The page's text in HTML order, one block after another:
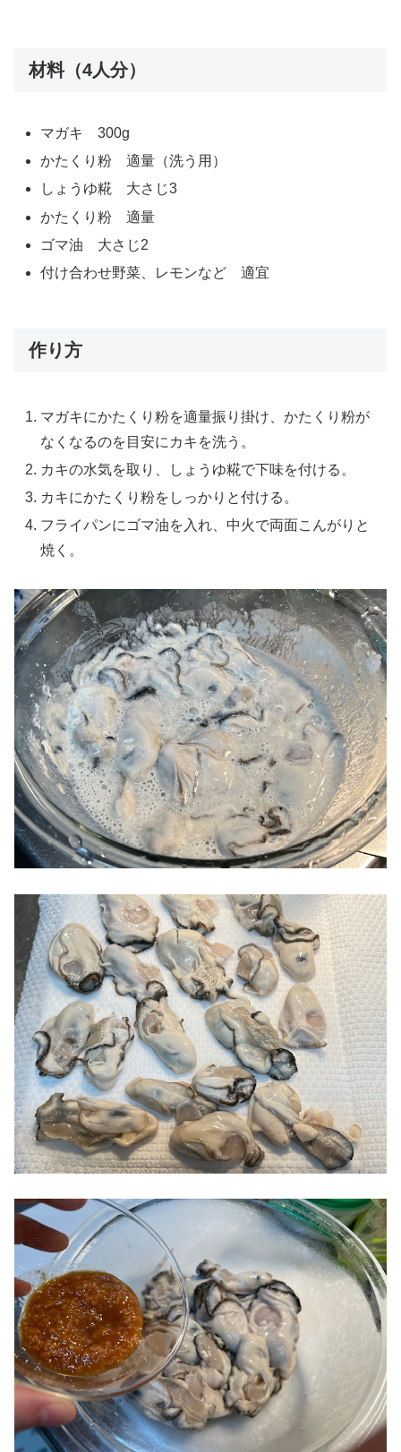
材料（4人分）
マガキ 300g
かたくり粉 適量（洗う用）
しょうゆ糀 大さじ3
かたくり粉 適量
ゴマ油 大さじ2
付け合わせ野菜、レモンなど 適宜
作り方
マガキにかたくり粉を適量振り掛け、かたくり粉が
なくなるのを目安にカキを洗う。
カキの水気を取り、しょうゆ糀で下味を付ける。
カキにかたくり粉をしっかりと付ける。
フライパンにゴマ油を入れ、中火で両面こんがりと
焼く。